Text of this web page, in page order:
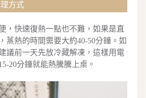
方式
，快速復熱一點也不難，如果是直
蒸熱的時間需要大約40-50分鐘。如
議前一天先放冷藏解凍，這樣用電
20分鐘就能熱騰騰上桌。